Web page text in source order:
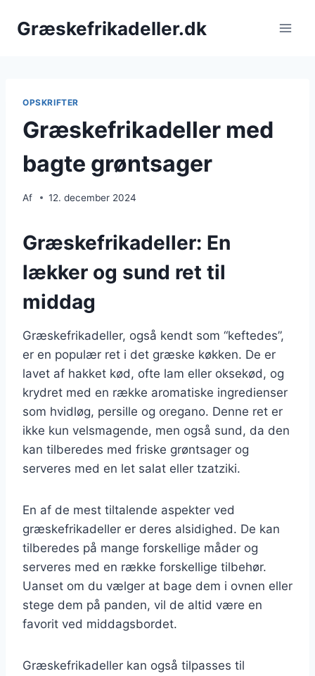
Græskefrikadeller.dk
OPSKRIFTER
Græskefrikadeller med
bagte grøntsager
Af 12. december 2024
Græskefrikadeller: En
lækker og sund ret til
middag
Græskefrikadeller, også kendt som “keftedes”,
er en populær ret i det græske køkken. De er
lavet af hakket kød, ofte lam eller oksekød, og
krydret med en række aromatiske ingredienser
som hvidløg, persille og oregano. Denne ret er
ikke kun velsmagende, men også sund, da den
kan tilberedes med friske grøntsager og
serveres med en let salat eller tzatziki.
En af de mest tiltalende aspekter ved
græskefrikadeller er deres alsidighed. De kan
tilberedes på mange forskellige måder og
serveres med en række forskellige tilbehør.
Uanset om du vælger at bage dem i ovnen eller
stege dem på panden, vil de altid være en
favorit ved middagsbordet.
Græskefrikadeller kan også tilpasses til